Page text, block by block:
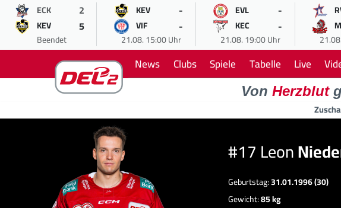
ECK 2
KEV 5
Beendet
KEV -
VIF -
21.08. 15:00 Uhr
EVL -
KEC -
21.08. 19:00 Uhr
News Clubs Spiele Tabelle Live
Von Herzblut
#17 Leon
Geburtstag:31.01.1996 (30)
Gewicht:85 kg